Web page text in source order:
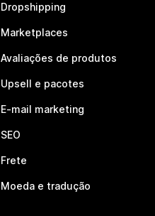
Dropshipping
Marketplaces
Avaliações de produtos
Upsell e pacotes
E-mail marketing
SEO
Frete
Moeda e tradução